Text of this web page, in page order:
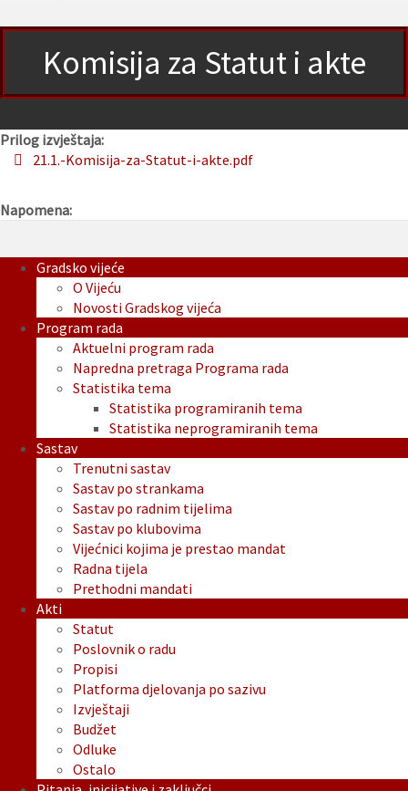
Komisija za Statut i akte
Prilog izvještaja:
21.1.-Komisija-za-Statut-i-akte.pdf
Napomena:
Gradsko vijeće
O Vijeću
Novosti Gradskog vijeća
Program rada
Aktuelni program rada
Napredna pretraga Programa rada
Statistika tema
Statistika programiranih tema
Statistika neprogramiranih tema
Sastav
Trenutni sastav
Sastav po strankama
Sastav po radnim tijelima
Sastav po klubovima
Vijećnici kojima je prestao mandat
Radna tijela
Prethodni mandati
Akti
Statut
Poslovnik o radu
Propisi
Platforma djelovanja po sazivu
Izvještaji
Budžet
Odluke
Ostalo